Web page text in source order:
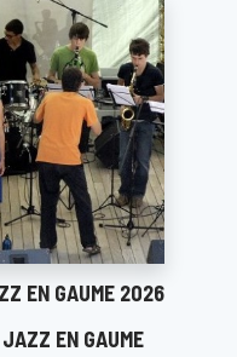
EN GAUME 2026
EN GAUME